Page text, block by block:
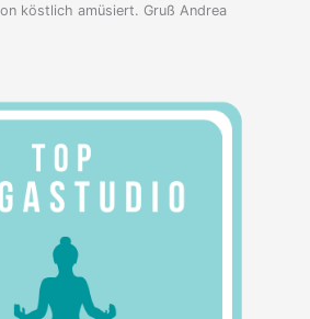
köstlich amüsiert. Gruß Andrea